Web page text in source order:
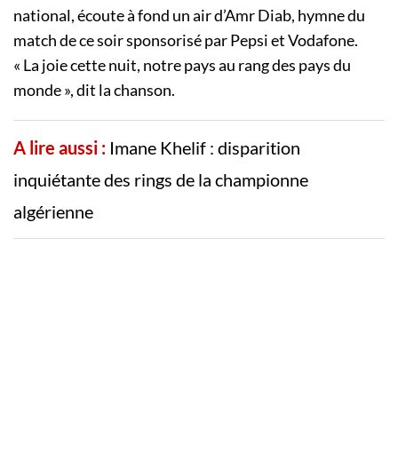
national, écoute à fond un air d’Amr Diab, hymne du
match de ce soir sponsorisé par Pepsi et Vodafone.
« La joie cette nuit, notre pays au rang des pays du
monde », dit la chanson.
A lire aussi : Imane Khelif : disparition
inquiétante des rings de la championne
algérienne